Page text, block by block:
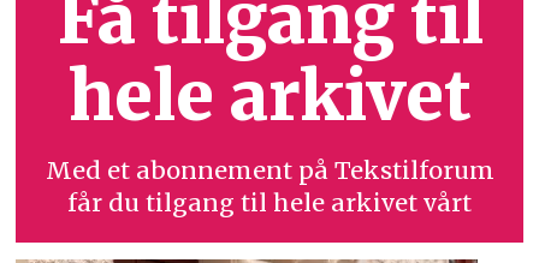
Få tilgang til
hele arkivet
Med et abonnement på Tekstilforum
får du tilgang til hele arkivet vårt